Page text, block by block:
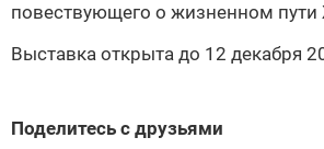
повествующего о жизненном
Выставка открыта до 12 декабря
Поделитесь с друзьями